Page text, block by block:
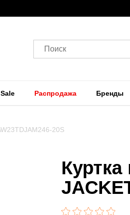
Поиск
Sale Распродажа Бренды
20S